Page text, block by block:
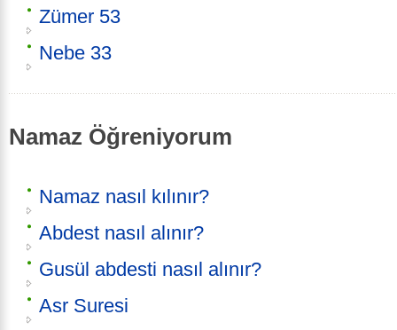
Zümer 53
Nebe 33
Namaz Öğreniyorum
Namaz nasıl kılınır?
Abdest nasıl alınır?
Gusül abdesti nasıl alınır?
Asr Suresi